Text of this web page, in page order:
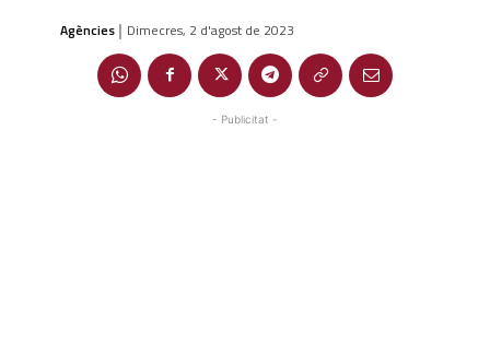
Agències | Dimecres, 2 d'agost de 2023
- Publicitat -